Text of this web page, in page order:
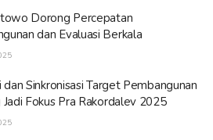
Dorong Percepatan
dan Evaluasi Berkala
dan Sinkronisasi Target Pembangunan
Fokus Pra Rakordalev 2025